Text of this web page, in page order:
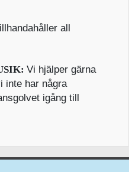
all
Vi hjälper gärna
inte har några
igång till